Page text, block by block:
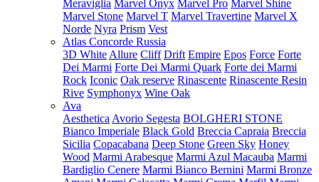
Meraviglia Marvel Onyx Marvel Pro Marvel Shine
Marvel Stone Marvel T Marvel Travertine Marvel X
Norde Nyra Prism Vest
Atlas Concorde Russia
3D White Allure Cliff Drift Empire Epos Force Forte
Dei Marmi Forte Dei Marmi Quark Forte dei Marmi
Rock Iconic Oak reserve Rinascente Rinascente Resin
Rive Symphonyx Wine Oak
Ava
Aesthetica Avorio Segesta BOLGHERI STONE
Bianco Imperiale Black Gold Breccia Capraia Breccia
Sicilia Copacabana Deep Stone Green Sky Honey
Wood Marmi Arabesque Marmi Azul Macauba Marmi
Bardiglio Cenere Marmi Bianco Bernini Marmi Bronze